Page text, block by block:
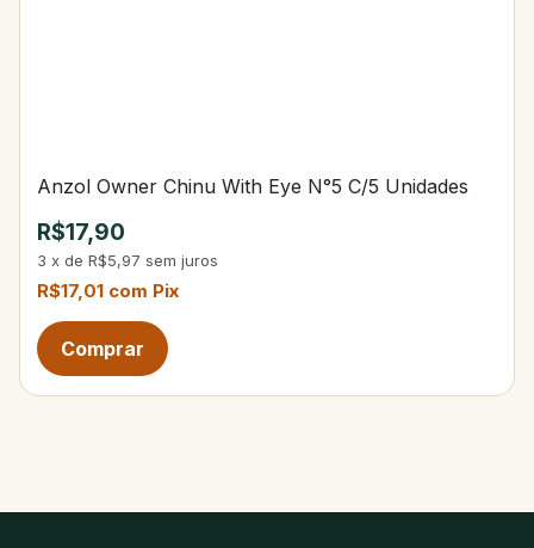
Anzol Owner Chinu With Eye N°5 C/5 Unidades
R$17,90
3 x de R$5,97 sem juros
R$17,01 com Pix